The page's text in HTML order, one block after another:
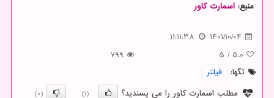
منبع: اسمارت كاور
1401/10/04
11:11:38
5.0
/
5
799
تگها:
فیلتر
مطلب اسمارت کاور را می پسندید؟
(1)
(0)